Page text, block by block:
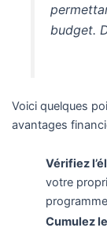
budget.
Voici quelques
avantages
Vérifiez
votre
Cumulez